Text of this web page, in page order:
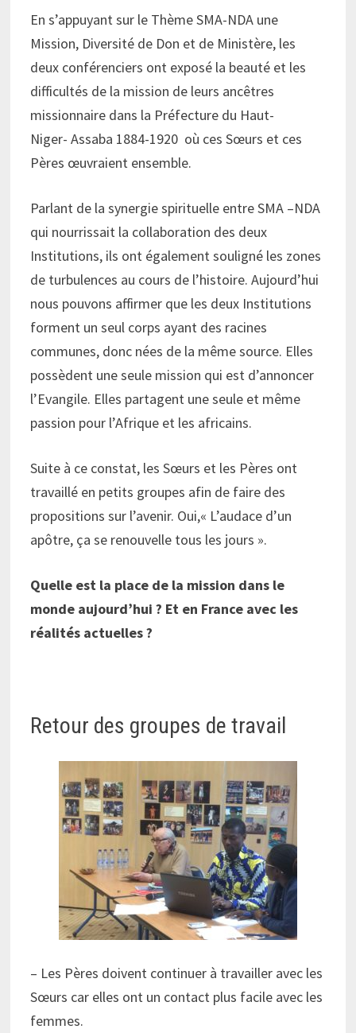
En s’appuyant sur le Thème SMA-NDA une
Mission, Diversité de Don et de Ministère, les
deux conférenciers ont exposé la beauté et les
difficultés de la mission de leurs ancêtres
missionnaire dans la Préfecture du Haut-
Niger- Assaba 1884-1920 où ces Sœurs et ces
Pères œuvraient ensemble.
Parlant de la synergie spirituelle entre SMA –NDA
qui nourrissait la collaboration des deux
Institutions, ils ont également souligné les zones
de turbulences au cours de l’histoire. Aujourd’hui
nous pouvons affirmer que les deux Institutions
forment un seul corps ayant des racines
communes, donc nées de la même source. Elles
possèdent une seule mission qui est d’annoncer
l’Evangile. Elles partagent une seule et même
passion pour l’Afrique et les africains.
Suite à ce constat, les Sœurs et les Pères ont
travaillé en petits groupes afin de faire des
propositions sur l’avenir. Oui,« L’audace d’un
apôtre, ça se renouvelle tous les jours ».
Quelle est la place de la mission dans le
monde aujourd’hui ? Et en France avec les
réalités actuelles ?
Retour des groupes de travail
– Les Pères doivent continuer à travailler avec les
Sœurs car elles ont un contact plus facile avec les
femmes.